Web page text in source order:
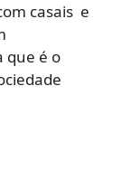
casais e
que é o